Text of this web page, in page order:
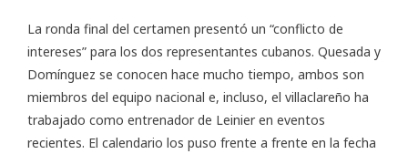
La ronda final del certamen presentó un “conflicto de
intereses” para los dos representantes cubanos. Quesada y
Domínguez se conocen hace mucho tiempo, ambos son
miembros del equipo nacional e, incluso, el villaclareño ha
trabajado como entrenador de Leinier en eventos
recientes. El calendario los puso frente a frente en la fecha